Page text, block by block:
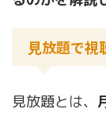
見放題で視
見放題とは、